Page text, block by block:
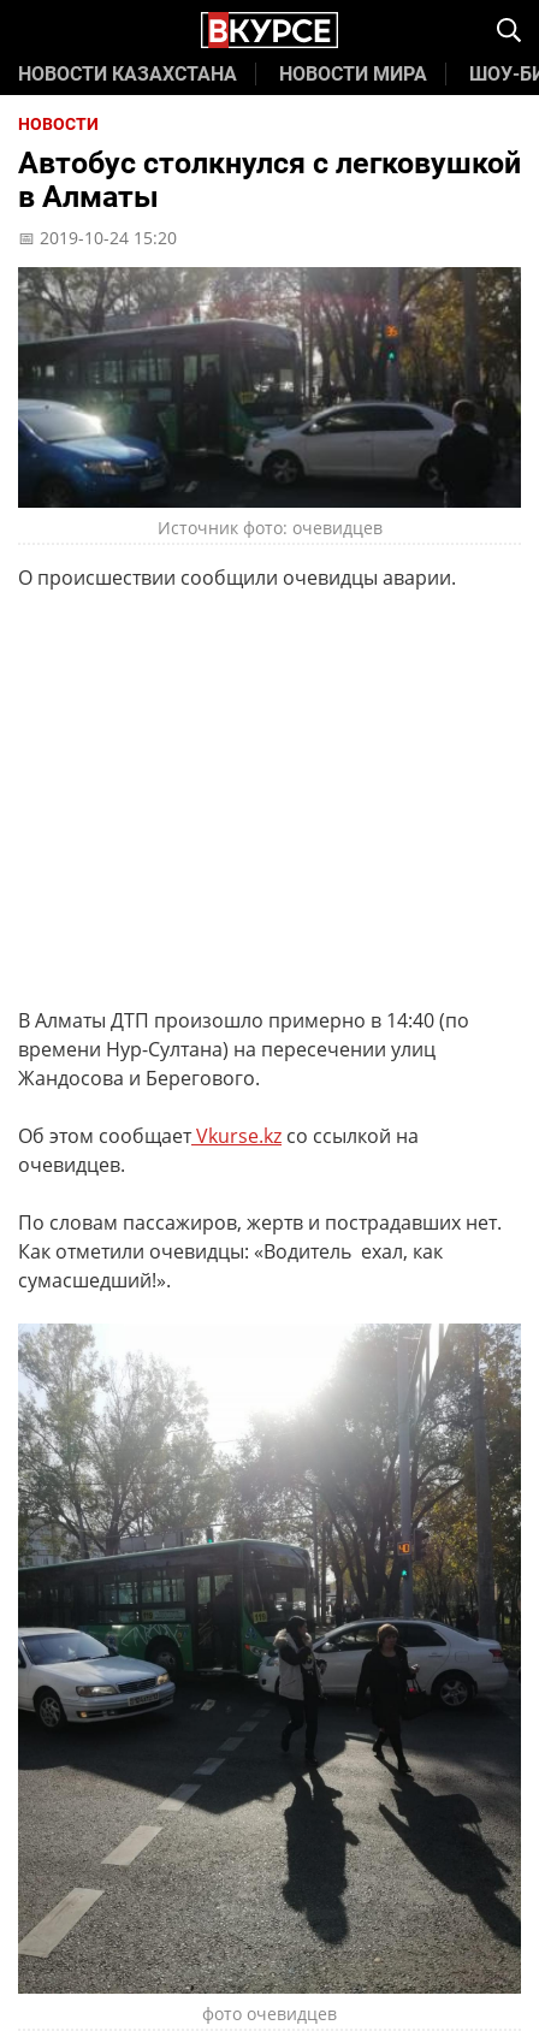
НОВОСТИ КАЗАХСТАНА НОВОСТИ МИРА ШОУ-
НОВОСТИ
Автобус столкнулся с легковушкой
в Алматы
📅 2019-10-24 15:20
Источник фото: очевидцев
О происшествии сообщили очевидцы аварии.
В Алматы ДТП произошло примерно в 14:40 (по
времени Нур-Султана) на пересечении улиц
Жандосова и Берегового.
Об этом сообщаетVkurse.kz со ссылкой на
очевидцев.
По словам пассажиров, жертв и пострадавших нет.
Как отметили очевидцы: «Водитель ехал, как
сумасшедший!».
фото очевидцев